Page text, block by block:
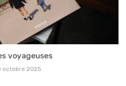
voyageuses
octobre 2025